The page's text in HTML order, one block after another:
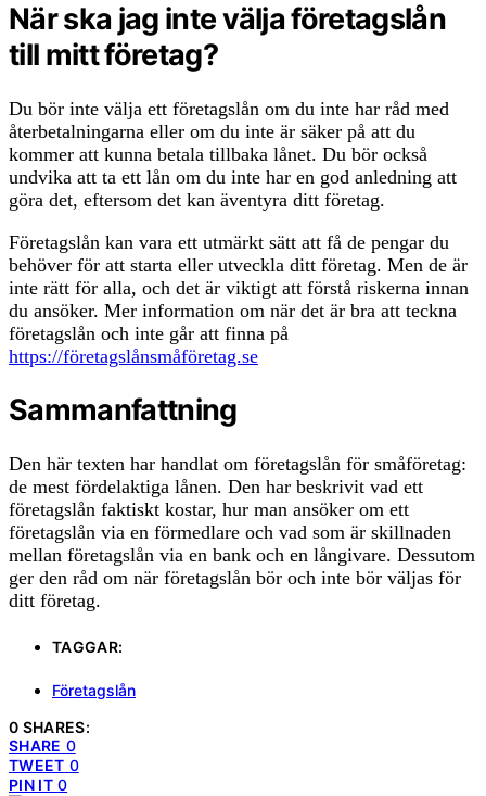
När ska jag inte välja företagslån
till mitt företag?
Du bör inte välja ett företagslån om du inte har råd med
återbetalningarna eller om du inte är säker på att du
kommer att kunna betala tillbaka lånet. Du bör också
undvika att ta ett lån om du inte har en god anledning att
göra det, eftersom det kan äventyra ditt företag.
Företagslån kan vara ett utmärkt sätt att få de pengar du
behöver för att starta eller utveckla ditt företag. Men de är
inte rätt för alla, och det är viktigt att förstå riskerna innan
du ansöker. Mer information om när det är bra att teckna
företagslån och inte går att finna på
https://företagslånsmåföretag.se
Sammanfattning
Den här texten har handlat om företagslån för småföretag:
de mest fördelaktiga lånen. Den har beskrivit vad ett
företagslån faktiskt kostar, hur man ansöker om ett
företagslån via en förmedlare och vad som är skillnaden
mellan företagslån via en bank och en långivare. Dessutom
ger den råd om när företagslån bör och inte bör väljas för
ditt företag.
TAGGAR:
Företagslån
0 SHARES:
SHARE 0
TWEET 0
PIN IT 0